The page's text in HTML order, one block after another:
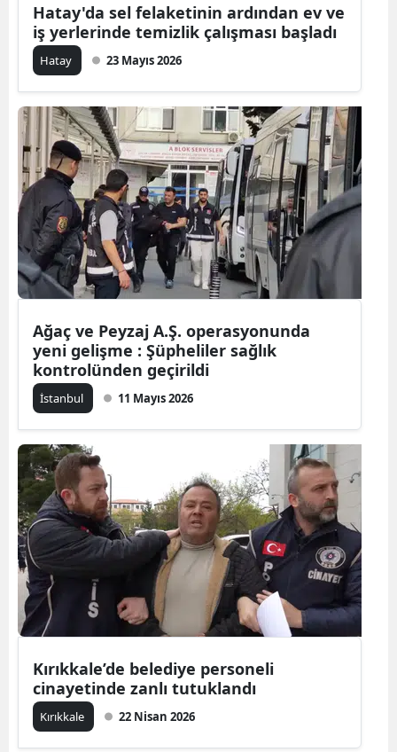
Mersin
Kars
Kastamonu
Kayseri
Kırklareli
Kırşehir
Kocaeli
Manisa
Mardin
Muğla
Muş
Nevşehir
Hatay'da sel felaketinin ardından ev ve
iş yerlerinde temizlik çalışması başladı
Hatay 23 Mayıs 2026
Ağaç ve Peyzaj A.Ş. operasyonunda
yeni gelişme : Şüpheliler sağlık
kontrolünden geçirildi
İstanbul 11 Mayıs 2026
Kırıkkale’de belediye personeli
cinayetinde zanlı tutuklandı
Kırıkkale 22 Nisan 2026